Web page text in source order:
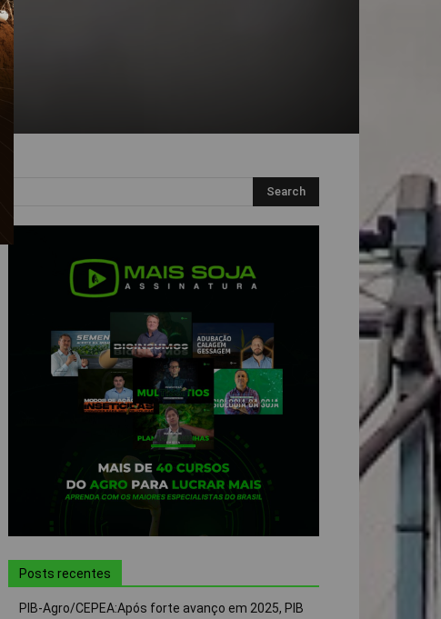
Posts recentes
PIB-Agro/CEPEA:Após forte avanço em 2025, PIB